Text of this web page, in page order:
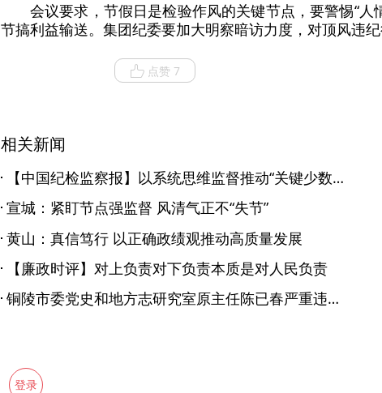
会议要求，节假日是检验作风的关键节点，要警惕“
节搞利益输送。集团纪委要加大明察暗访力度，对顶风违
点赞 7
相关新闻
【中国纪检监察报】以系统思维监督推动“关键少数”规范用权
宣城：紧盯节点强监督 风清气正不“失节”
黄山：真信笃行 以正确政绩观推动高质量发展
【廉政时评】对上负责对下负责本质是对人民负责
铜陵市委党史和地方志研究室原主任陈已春严重违纪违法被开除党籍
登录